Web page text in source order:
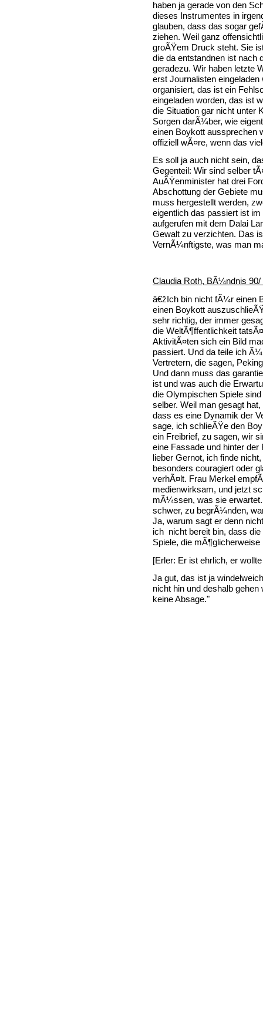
haben ja gerade von den
dieses Instrumentes in
glauben, dass das sogar
ziehen. Weil ganz
groÃŸem Druck steht. Sie
die da entstandnen ist nach
geradezu. Wir haben letzte
erst Journalisten
organisiert, das ist ein
eingeladen worden, das ist
die Situation gar nicht unter
Sorgen darÃ¼ber, wie
einen Boykott aussprechen
offiziell wÃ¤re, wenn das
Es soll ja auch nicht sein,
Gegenteil: Wir sind selber
AuÃŸenminister hat drei
Abschottung der Gebiete
muss hergestellt werden,
eigentlich das passiert ist
aufgerufen mit dem Dalai
Gewalt zu verzichten. Das
VernÃ¼nftigste, was man
Claudia Roth, BÃ¼ndnis
â€žIch bin nicht fÃ¼r einen
einen Boykott
sehr richtig, der immer
die WeltÃ¶ffentlichkeit
AktivitÃ¤ten sich ein Bild
passiert. Und da teile ich
Vertretern, die sagen,
Und dann muss das
ist und was auch die
die Olympischen Spiele
selber. Weil man gesagt
dass es eine Dynamik der
sage, ich schlieÃŸe den
ein Freibrief, zu sagen, wir
eine Fassade und hinter der
lieber Gernot, ich finde
besonders couragiert oder
verhÃ¤lt. Frau Merkel
medienwirksam, und jetzt
mÃ¼ssen, was sie
schwer, zu begrÃ¼nden,
Ja, warum sagt er denn
ich nicht bereit bin, dass
Spiele, die mÃ¶glicherweise
[Erler: Er ist ehrlich, er
Ja gut, das ist ja
nicht hin und deshalb
keine Absage."